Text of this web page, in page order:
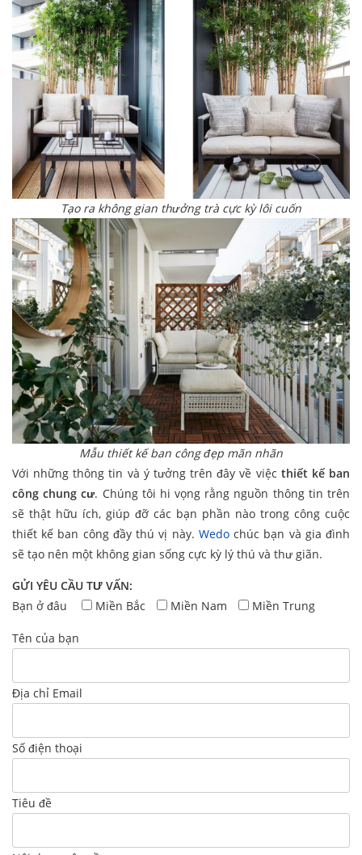
Tạo ra không gian thưởng trà cực kỳ lôi cuốn
Mẫu thiết kế ban công đẹp mãn nhãn
Với những thông tin và ý tưởng trên đây về việc thiết kế ban
công chung cư. Chúng tôi hi vọng rằng nguồn thông tin trên
sẽ thật hữu ích, giúp đỡ các bạn phần nào trong công cuộc
thiết kế ban công đầy thú vị này. Wedochúc bạn và gia đình
sẽ tạo nên một không gian sống cực kỳ lý thú và thư giãn.
GỬI YÊU CẦU TƯ VẤN:
Bạn ở đâu
Miền Bắc Miền Nam Miền Trung
Tên của bạn
Địa chỉ Email
Số điện thoại
Tiêu đề